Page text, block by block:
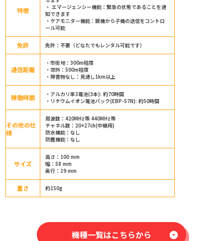
特徴
・ エマージェンシー機能：緊急の状態であることを通
知できます
・ケアモニター機能：親機から子機の送信をコントロ
ール可能
免許 免許：不要（どなたでもレンタル可能です）
通信距離
・市街地：300m程度
・郊外：500m程度
・障害物なし：見通し1km以上
稼働時間
・アルカリ単3電池(3本): 約70時間
・リチウムイオン電池パック(EBP-57N): 約50時間
その他の仕
様
周波数：420MHz帯 440MHz帯
チャネル数：20+27ch(中継用)
防水機能：なし
防塵機能：なし
サイズ
高さ：100 mm
幅：58 mm
奥行：19 mm
重さ 約150g
機種一覧はこちらから arrow_drop_down_circle